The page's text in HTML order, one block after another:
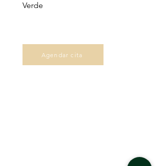
Verde
Agendar cita